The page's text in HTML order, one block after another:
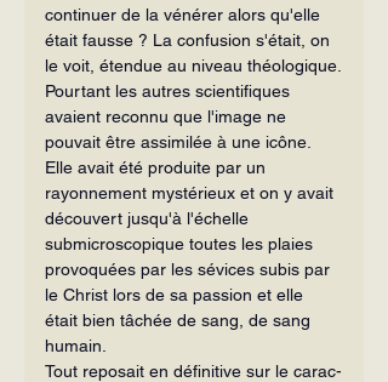
continuer de la vénérer alors qu'elle
était fausse ? La confusion s'était, on
le voit, étendue au niveau théologique.
Pourtant les autres scientifiques
avaient reconnu que l'image ne
pouvait être assimilée à une icône.
Elle avait été produite par un
rayonnement mystérieux et on y avait
découvert jusqu'à l'échelle
submicroscopique toutes les plaies
pro­voquées par les sévices subis par
le Christ lors de sa passion et elle
était bien tâchée de sang, de sang
humain.
Tout reposait en définitive sur le carac­